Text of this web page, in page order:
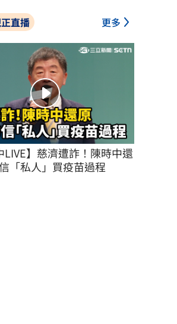
直播 更多
LIVE】慈濟遭詐！陳時中還
「私人」買疫苗過程